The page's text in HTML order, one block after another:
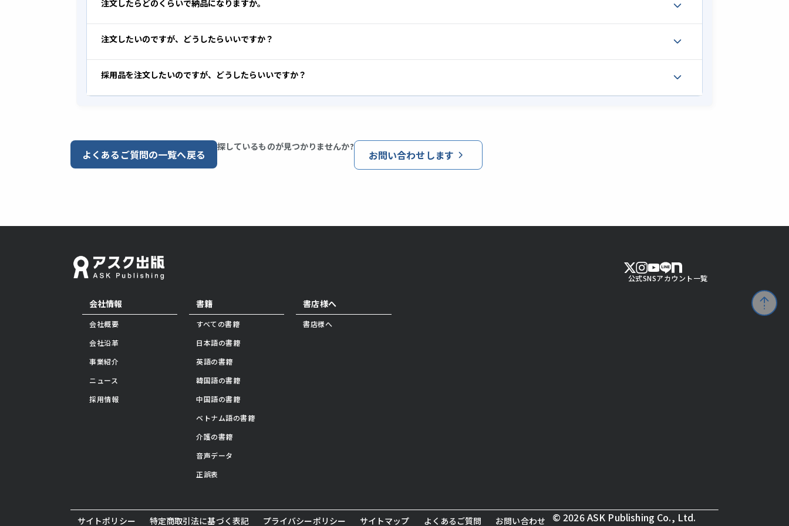
注文したらどのくらいで納品になりますか。
注文したいのですが、どうしたらいいですか？
採用品を注文したいのですが、どうしたらいいですか？
よくあるご質問の一覧へ戻る
探しているものが見つかりませんか?
お問い合わせします
会社情報
会社概要
会社沿革
事業紹介
ニュース
採用情報
書籍
すべての書籍
日本語の書籍
英語の書籍
韓国語の書籍
中国語の書籍
ベトナム語の書籍
介護の書籍
音声データ
正誤表
書店様へ
書店様へ
公式SNSアカウント一覧
サイトポリシー 特定商取引法に基づく表記 プライバシーポリシー サイトマップ よくあるご質問 お問い合わせ © 2026 ASK Publishing Co., Ltd.